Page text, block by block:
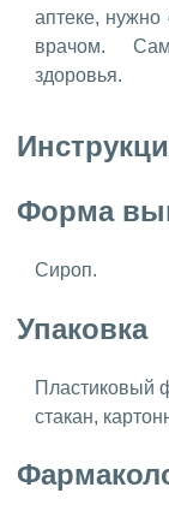
аптеке, нужно
врачом.
здоровья.
Форма
Сироп.
Упаковка
Пластиковый
стакан,